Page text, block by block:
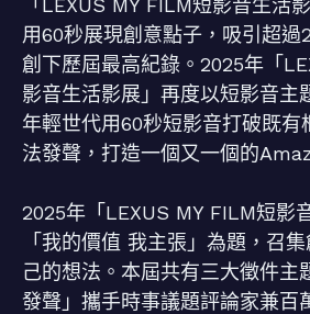
用60秒展現創意點子，吸引超過
創下歷屆最高紀錄。2025年「
影音生活影展」再度以短影音主
年輕世代用60秒短影音打破既有
法發聲，打造一個又一個的
2025年「LEXUS MY FILM短影
「我的價值 我主張」為題，召
己的想法。本屆共有三大徵件主
發聲」攜手時事議題評論家兼百